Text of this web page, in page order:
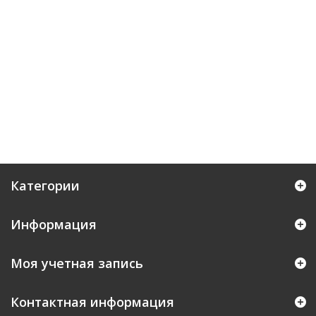
Категории
Информация
Моя учетная запись
Контактная информация